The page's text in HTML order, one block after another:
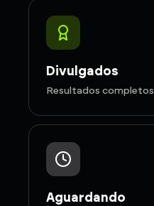
Divulgados
Resultados completos
Aguardando